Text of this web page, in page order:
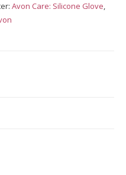
Avon Care: Silicone Glove,